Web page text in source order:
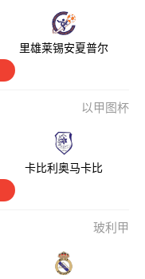
里雄莱锡安夏普尔
以甲图杯
卡比利奥马卡比
玻利甲